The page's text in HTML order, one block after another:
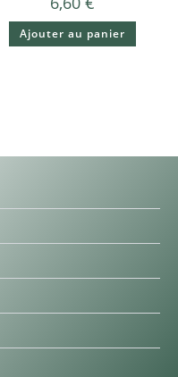
Ajouter au panier